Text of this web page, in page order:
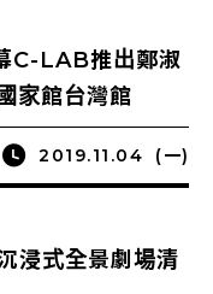
C-LAB推出鄭淑
家館台灣館
2019.11.04 (一)
浸式全景劇場清